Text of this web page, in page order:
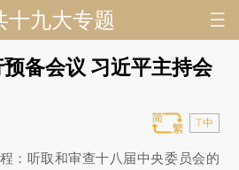
十九大专题
备会议 习近平主持会
T中
：听取和审查十八届中央委员会的